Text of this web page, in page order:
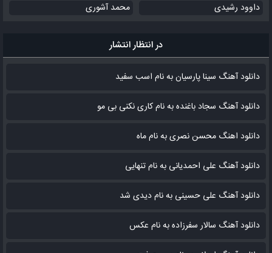
داوود رشیدی محمد آشوری
در انتظار انتشار
دانلود آهنگ سینا پارسیان به نام اسب سفید
دانلود آهنگ سجاد باغنده به نام کاری نکنی بی مو
دانلود اهنگ محسن نصری به نام‌ ماه
دانلود آهنگ علی احمدیانی به نام تنهایی
دانلود آهنگ علی حسینی به نام دیدی شد
دانلود آهنگ سالار سفرزاده به نام عکس